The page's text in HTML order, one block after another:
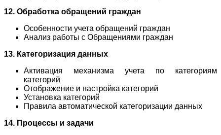
12. Обработка обращений граждан
Особенности учета обращений граждан
Анализ работы с Обращениями граждан
13. Категоризация данных
Активация механизма учета по категориям
категорий
Отображение и настройка категорий
Установка категорий
Правила автоматической категоризации данных
14. Процессы и задачи